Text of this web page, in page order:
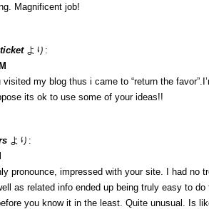
Magnificent job!
より:
my blog thus i came to “return the
its ok to use some of your ideas!!
より:
pronounce, impressed with your site. I had no
as related info ended up being truly easy to
you know it in the least. Quite unusual. Is